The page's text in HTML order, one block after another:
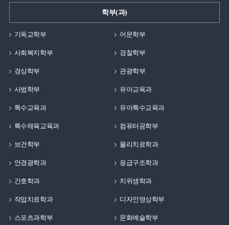
학부(과)
기독교학부 어문학부
사회복지학부 경찰학부
경상학부 관광학부
사범학부 유아교육과
특수교육과 유아특수교육과
특수체육교육과 컴퓨터공학부
보건학부 물리치료학과
안경광학과 응급구조학과
간호학과 치위생학과
작업치료학과 디자인영상학부
스포츠과학부 문화예술학부